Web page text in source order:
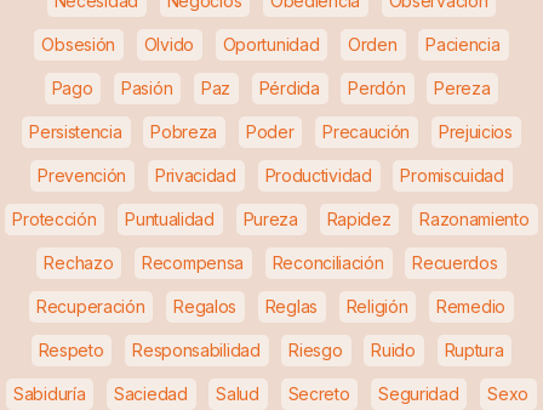
Obsesión Olvido Oportunidad Orden Paciencia
Pago Pasión Paz Pérdida Perdón Pereza
Persistencia Pobreza Poder Precaución Prejuicios
Prevención Privacidad Productividad Promiscuidad
Protección Puntualidad Pureza Rapidez Razonamiento
Rechazo Recompensa Reconciliación Recuerdos
Recuperación Regalos Reglas Religión Remedio
Respeto Responsabilidad Riesgo Ruido Ruptura
Sabiduría Saciedad Salud Secreto Seguridad Sexo